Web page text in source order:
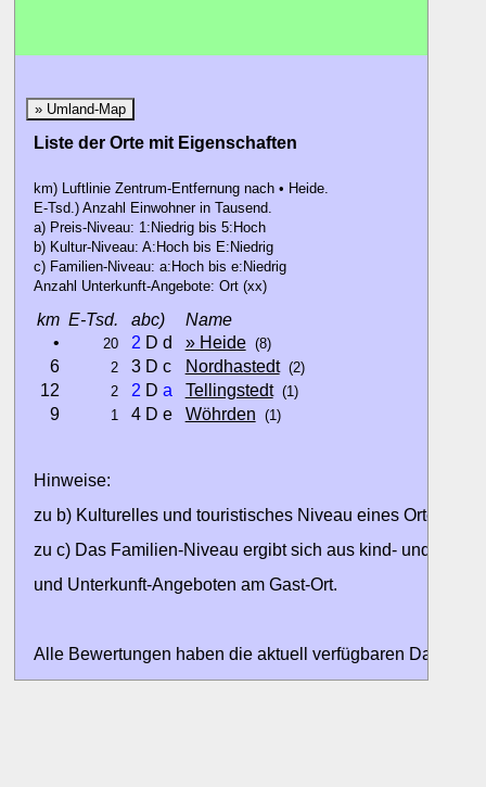
» Umland-Map
Liste der Orte mit Eigenschaften
km) Luftlinie Zentrum-Entfernung nach • Heide.
E-Tsd.) Anzahl Einwohner in Tausend.
a) Preis-Niveau: 1:Niedrig bis 5:Hoch
b) Kultur-Niveau: A:Hoch bis E:Niedrig
c) Familien-Niveau: a:Hoch bis e:Niedrig
Anzahl Unterkunft-Angebote: Ort (xx)
km E-Tsd. abc)
Name
•
20 2 D d » Heide (8)
6 2 3 D c Nordhastedt (2)
12 2 2 D a Tellingstedt (1)
9 1 4 D e Wöhrden (1)
Hinweise:
zu b) Kulturelles und touristisches Niveau eines Ortes
zu c) Das Familien-Niveau ergibt sich aus kind- und
und Unterkunft-Angeboten am Gast-Ort.
Alle Bewertungen haben die aktuell verfügbaren Daten